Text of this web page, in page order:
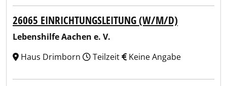
26065 EINRICHTUNGSLEITUNG (W/M/D)
Lebenshilfe Aachen e. V.
Haus Drimborn
Teilzeit Keine Angabe